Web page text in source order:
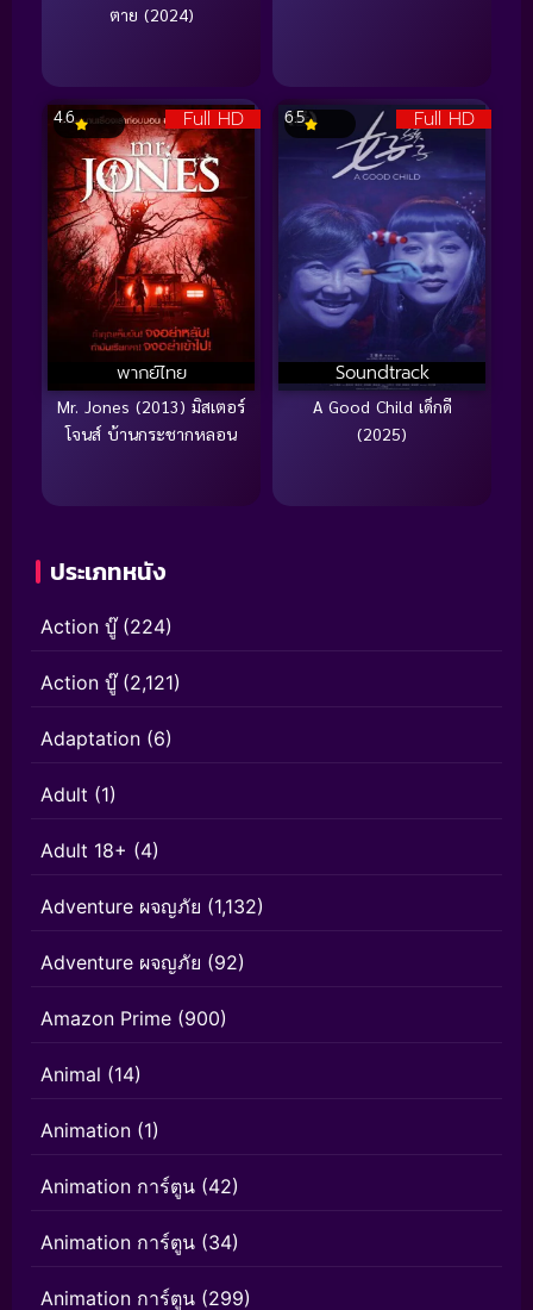
ตาย (2024)
Full HD
พากย์ไทย
4.6
Mr. Jones (2013) มิสเตอร์
โจนส์ บ้านกระชากหลอน
Full HD
Soundtrack
6.5
A Good Child เด็กดี
(2025)
ประเภทหนัง
Action บู๊(224)
Action บู๊(2,121)
Adaptation (6)
Adult (1)
Adult 18+ (4)
Adventure ผจญภัย (1,132)
Adventure ผจญภัย (92)
Amazon Prime (900)
Animal (14)
Animation (1)
Animation การ์ตูน (42)
Animation การ์ตูน (34)
Animation การ์ตูน (299)